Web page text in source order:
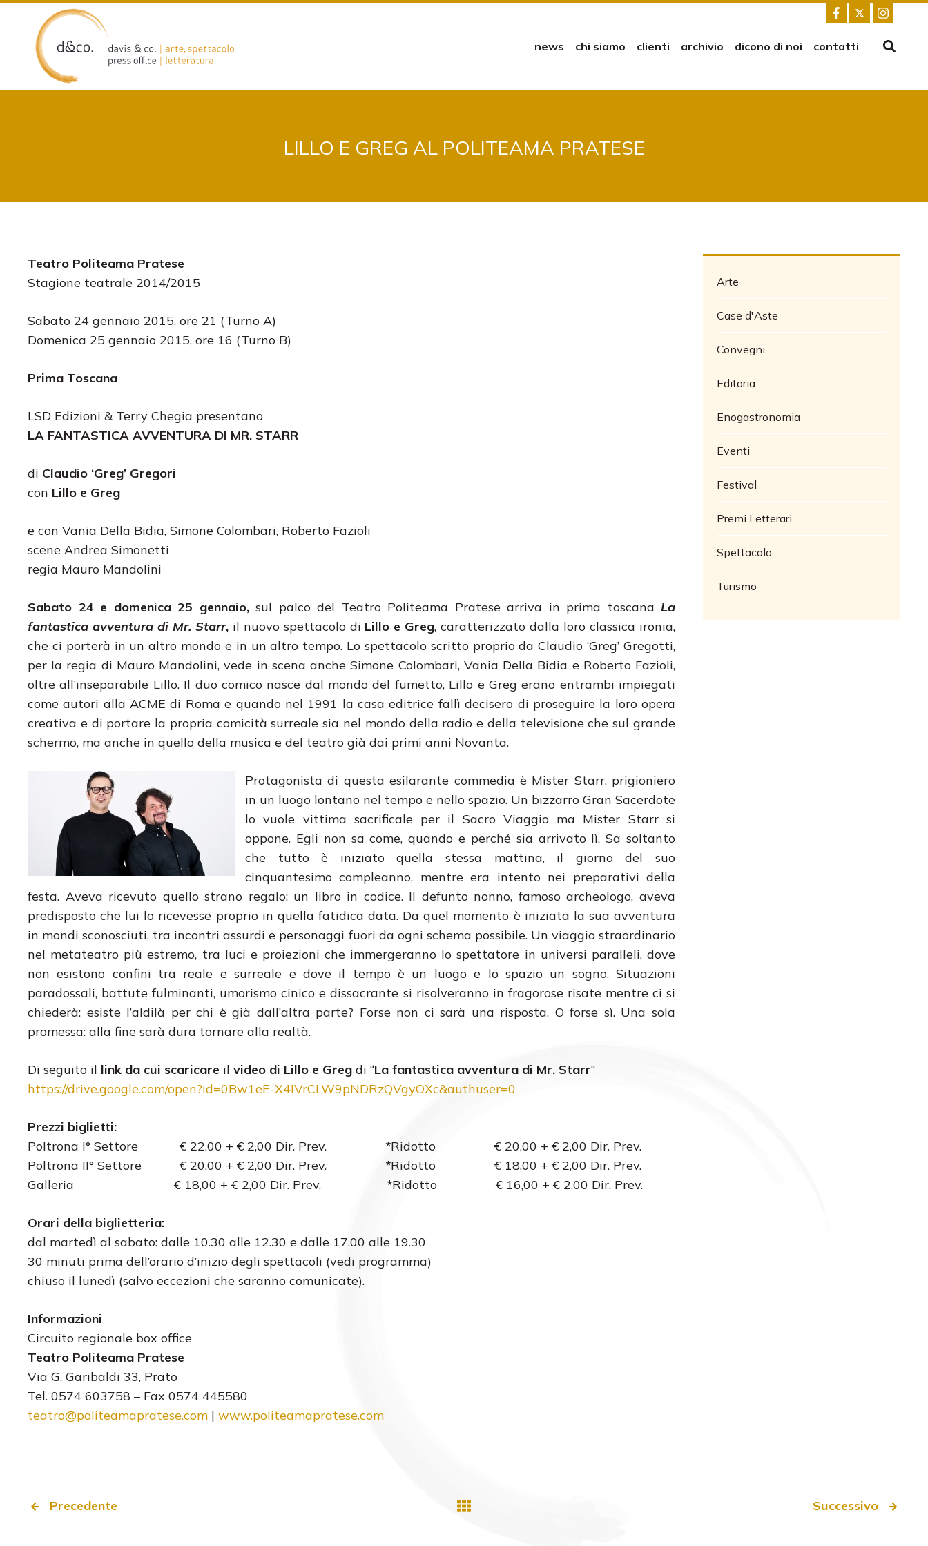
content
news chi siamo clienti archivio dicono di noi contatti
LILLO E GREG AL POLITEAMA PRATESE
Teatro Politeama Pratese
Stagione teatrale 2014/2015
Sabato 24 gennaio 2015, ore 21 (Turno A)
Domenica 25 gennaio 2015, ore 16 (Turno B)
Prima Toscana
LSD Edizioni & Terry Chegia presentano
LA FANTASTICA AVVENTURA DI MR. STARR
di Claudio ‘Greg’ Gregori
con Lillo e Greg
e con Vania Della Bidia, Simone Colombari, Roberto Fazioli
scene Andrea Simonetti
regia Mauro Mandolini
Sabato 24 e domenica 25 gennaio,sul palco del Teatro Politeama Pratese arriva in prima toscana La
fantastica avventura di Mr. Starr,il nuovo spettacolo di Lillo e Greg, caratterizzato dalla loro classica ironia,
che ci porterà in un altro mondo e in un altro tempo. Lo spettacolo scritto proprio da Claudio ‘Greg’ Gregotti,
per la regia di Mauro Mandolini, vede in scena anche Simone Colombari, Vania Della Bidia e Roberto Fazioli,
oltre all’inseparabile Lillo. Il duo comico nasce dal mondo del fumetto, Lillo e Greg erano entrambi impiegati
come autori alla ACME di Roma e quando nel 1991 la casa editrice fallì decisero di proseguire la loro opera
creativa e di portare la propria comicità surreale sia nel mondo della radio e della televisione che sul grande
schermo, ma anche in quello della musica e del teatro già dai primi anni Novanta.
Protagonista di questa esilarante commedia è Mister Starr, prigioniero
in un luogo lontano nel tempo e nello spazio. Un bizzarro Gran Sacerdote
lo vuole vittima sacrificale per il Sacro Viaggio ma Mister Starr si
oppone. Egli non sa come, quando e perché sia arrivato lì. Sa soltanto
che tutto è iniziato quella stessa mattina, il giorno del suo
cinquantesimo compleanno, mentre era intento nei preparativi della
festa. Aveva ricevuto quello strano regalo: un libro in codice. Il defunto nonno, famoso archeologo, aveva
predisposto che lui lo ricevesse proprio in quella fatidica data. Da quel momento è iniziata la sua avventura
in mondi sconosciuti, tra incontri assurdi e personaggi fuori da ogni schema possibile. Un viaggio straordinario
nel metateatro più estremo, tra luci e proiezioni che immergeranno lo spettatore in universi paralleli, dove
non esistono confini tra reale e surreale e dove il tempo è un luogo e lo spazio un sogno. Situazioni
paradossali, battute fulminanti, umorismo cinico e dissacrante si risolveranno in fragorose risate mentre ci si
chiederà: esiste l’aldilà per chi è già dall’altra parte? Forse non ci sarà una risposta. O forse sì. Una sola
promessa: alla fine sarà dura tornare alla realtà.
Di seguito il link da cui scaricare il video di Lillo e Greg di “La fantastica avventura di Mr. Starr“
https://drive.google.com/open?id=0Bw1eE-X4IVrCLW9pNDRzQVgyOXc&authuser=0
Prezzi biglietti:
Poltrona I° Settore € 22,00 + € 2,00 Dir. Prev. *Ridotto € 20,00 + € 2,00 Dir. Prev.
Poltrona II° Settore € 20,00 + € 2,00 Dir. Prev. *Ridotto € 18,00 + € 2,00 Dir. Prev.
Galleria € 18,00 + € 2,00 Dir. Prev. *Ridotto € 16,00 + € 2,00 Dir. Prev.
Orari della biglietteria:
dal martedì al sabato: dalle 10.30 alle 12.30 e dalle 17.00 alle 19.30
30 minuti prima dell’orario d’inizio degli spettacoli (vedi programma)
chiuso il lunedì (salvo eccezioni che saranno comunicate).
Informazioni
Circuito regionale box office
Teatro Politeama Pratese
Via G. Garibaldi 33, Prato
Tel. 0574 603758 – Fax 0574 445580
teatro@politeamapratese.com | www.politeamapratese.com
Arte
Case d'Aste
Convegni
Editoria
Enogastronomia
Eventi
Festival
Premi Letterari
Spettacolo
Turismo
Precedente Successivo